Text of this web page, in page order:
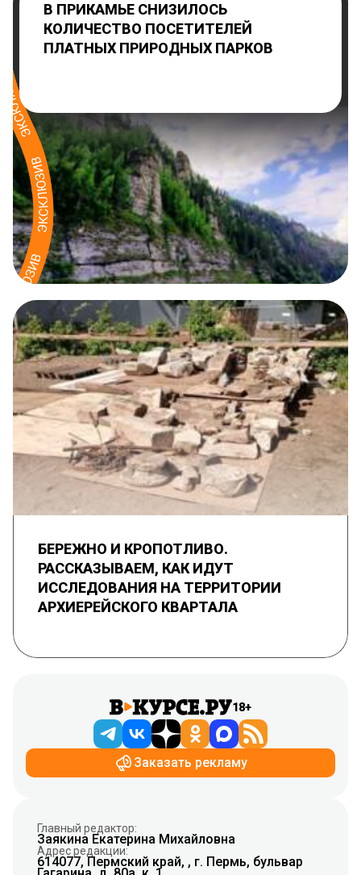
В ПРИКАМЬЕ СНИЗИЛОСЬ
КОЛИЧЕСТВО ПОСЕТИТЕЛЕЙ
ПЛАТНЫХ ПРИРОДНЫХ ПАРКОВ
БЕРЕЖНО И КРОПОТЛИВО.
РАССКАЗЫВАЕМ, КАК ИДУТ
ИССЛЕДОВАНИЯ НА ТЕРРИТОРИИ
АРХИЕРЕЙСКОГО КВАРТАЛА
18+
Заказать рекламу
Главный редактор:
Заякина Екатерина Михайловна
Адрес редакции:
614077, Пермский край, , г. Пермь, бульвар